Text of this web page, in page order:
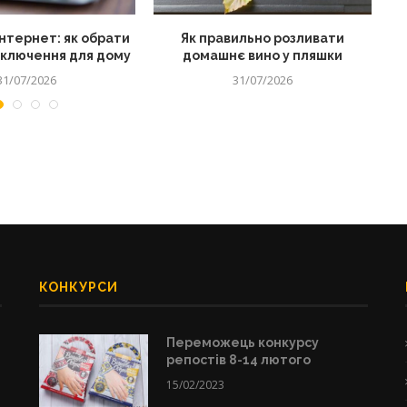
як обрати
для дому
07/2026
Як правильно розливати
домашнє вино у пляшки
31/07/2026
КОНКУРСИ
Переможець конкурсу
репостів 8-14 лютого
15/02/2023